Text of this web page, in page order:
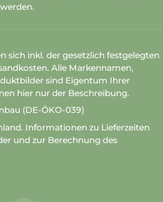
sich inkl. der gesetzlich festgelegten
Alle Markennamen,
sind Eigentum Ihrer
hier nur der Beschreibung.
(DE-ÖKO-039)
Informationen zu Lieferzeiten
und zur Berechnung des